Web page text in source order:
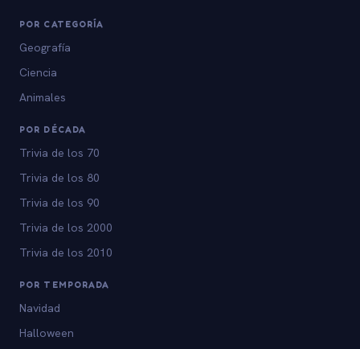
POR CATEGORÍA
Geografía
Ciencia
Animales
POR DÉCADA
Trivia de los 70
Trivia de los 80
Trivia de los 90
Trivia de los 2000
Trivia de los 2010
POR TEMPORADA
Navidad
Halloween